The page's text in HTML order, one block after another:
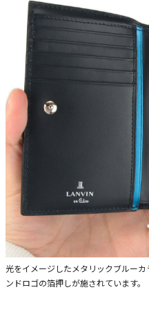
光をイメージしたメタリックブルー
ンドロゴの箔押しが施されています。